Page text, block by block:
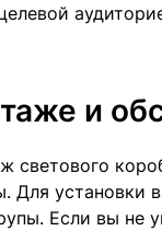
и
светового
Для установки
Если вы не